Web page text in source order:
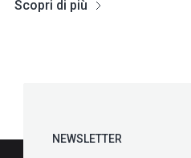
Scopri di più
NEWSLETTER